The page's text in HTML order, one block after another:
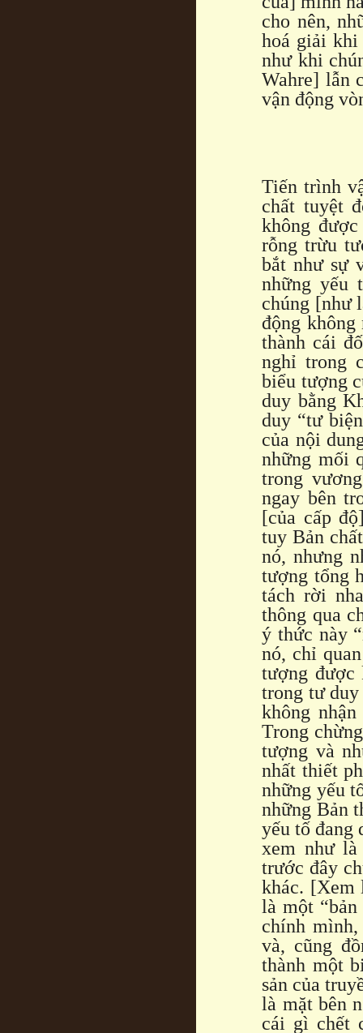
cho nên,
hoá giải khi
như khi
Wahre] lẫn
vận động
Tiến trình
chất tuyệt
không
rỗng trừu
bắt như sự
những yếu
chúng [như
động
thành cái
nghỉ trong
biểu tượng
duy bằng
duy “tư
của nội
những mối
trong
ngay bên
[của cấp
tuy Bản
nó, nhưng
tượng tổng
tách rời
thông qua
ý thức này
nó, chỉ
tượng được
trong tư
không
Trong
tượng và
nhất thiết
những yếu
những Bản
yếu tố đang
xem như
trước đây
khác. [Xem
là một “bản
chính
và, cũng
thành một
sản của
là mặt bên
cái gì chết